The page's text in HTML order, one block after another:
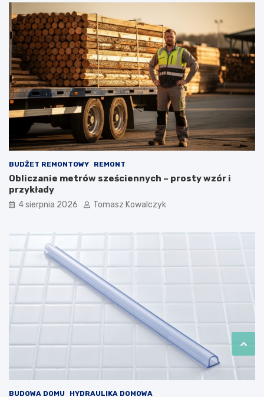
BUDŻET REMONTOWY REMONT
Obliczanie metrów sześciennych – prosty wzór i
przykłady
4 sierpnia 2026 Tomasz Kowalczyk
BUDOWA DOMU HYDRAULIKA DOMOWA